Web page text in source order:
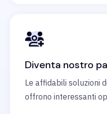
Diventa nostro
Le affidabili soluzioni
offrono interessanti